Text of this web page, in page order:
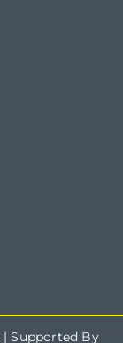
| Supported By